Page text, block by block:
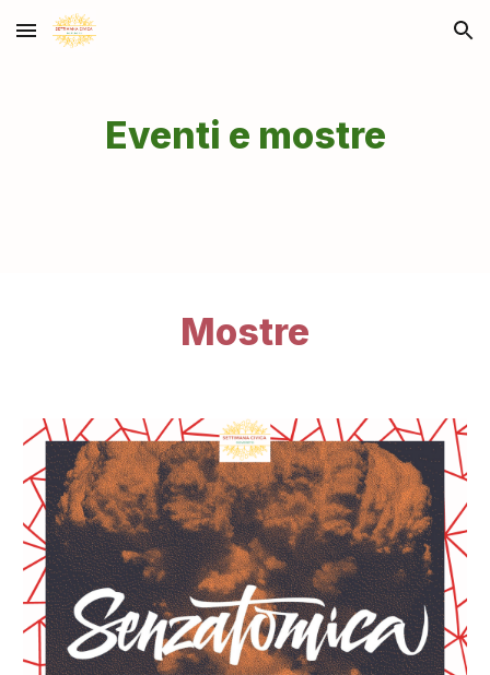
Skip to main content Skip to navigation
Eventi e mostre
Mostre